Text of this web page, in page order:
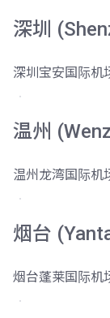
深圳
深圳宝安国际机
温州
温州龙湾国际机
烟台
烟台蓬莱国际机